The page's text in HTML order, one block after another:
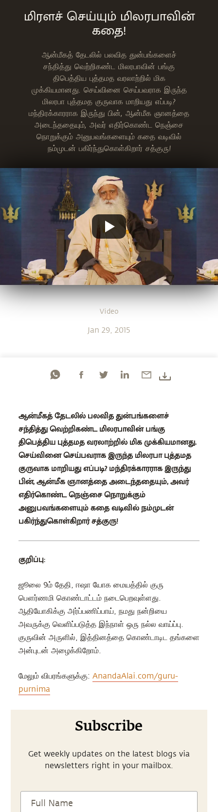
மிரளச் செய்யும் மிலரபாவின்
கதை!
ஆன்மீகத் தேடலில் பலவித துன்பங்களைச்
சந்தித்து வெற்றிகண்ட மிலரபாவின் பங்கு
திபெத்திய புத்தமத வரலாற்றில் மிக
முக்கியமானது. செய்வினை செய்பவராக இருந்த
மிலரபா புத்தமத குருவாக மாறியது எப்படி?
மந்திரக்காரராக இருந்து பின், ஆன்மீக ஞானத்தை
அடைந்ததையும், அவர் எதிர்கொண்ட நெஞ்சை
நொறுக்கும் அனுபவங்களையும் கதை வடிவில்
நம்முடன் பகிர்ந்துகொள்கிறார் சத்குரு!
Video
Jan 29, 2015
ஆன்மீகத் தேடலில் பலவித துன்பங்களைச்
சந்தித்து வெற்றிகண்ட மிலரபாவின் பங்கு
திபெத்திய புத்தமத வரலாற்றில் மிக முக்கியமானது.
செய்வினை செய்பவராக இருந்த மிலரபா புத்தமத
குருவாக மாறியது எப்படி? மந்திரக்காரராக இருந்து
பின், ஆன்மீக ஞானத்தை அடைந்ததையும், அவர்
எதிர்கொண்ட நெஞ்சை நொறுக்கும்
அனுபவங்களையும் கதை வடிவில் நம்முடன்
பகிர்ந்துகொள்கிறார் சத்குரு!
குறிப்பு:
ஜூலை 9ம் தேதி, ஈஷா யோக மையத்தில் குரு
பௌர்ணமி கொண்டாட்டம் நடைபெறவுள்ளது.
ஆதியோகிக்கு அர்ப்பணிப்பாய், நமது நன்றியை
அவருக்கு வெளிப்படுத்த இந்நாள் ஒரு நல்ல வாய்ப்பு.
குருவின் அருளில், இத்தினத்தை கொண்டாடிட தங்களை
அன்புடன் அழைக்கிறோம்.
மேலும் விபரங்களுக்கு: AnandaAlai.com/guru-
purnima
Subscribe
Get weekly updates on the latest blogs via
newsletters right in your mailbox.